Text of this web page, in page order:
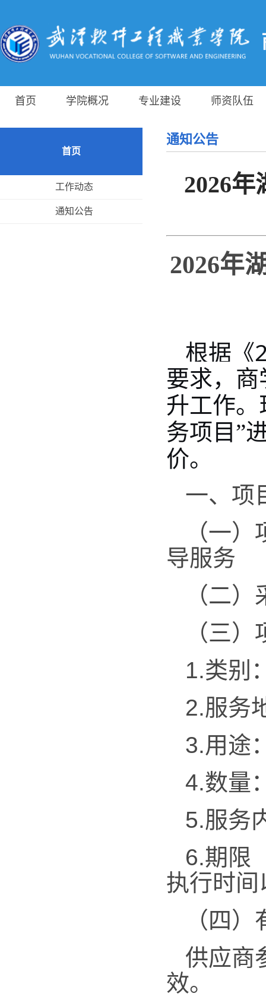
首页 学院概况 专业建设 师资队伍
首页
工作动态
通知公告
通知公告
2026
2026年
根据《
要求，
升工作
务项目 ”
价。
一、项
（一
导服务
（二
（三
1.类别
2.服务
3.用途
4.数量
5.服务
6.期限
执行时
（四
供应商
效。